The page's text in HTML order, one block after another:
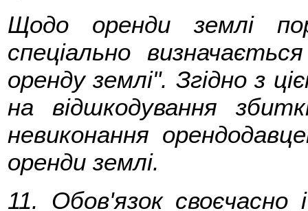
Щодо оренди землі
спеціально
оренду землі". Згідно з
на відшкодування
невиконання
оренди землі.
11. Обов'язок своєчасно